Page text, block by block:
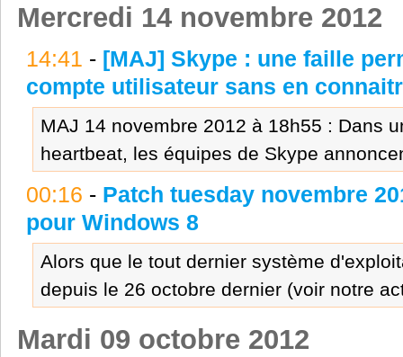
Mercredi 14 novembre 2012
14:41 - [MAJ] Skype : une faille
compte utilisateur sans en
MAJ 14 novembre 2012 à 18h55 : Dans
heartbeat, les équipes de Skype
00:16 - Patch tuesday novembre
pour Windows 8
Alors que le tout dernier système
depuis le 26 octobre dernier (voir notre
Mardi 09 octobre 2012